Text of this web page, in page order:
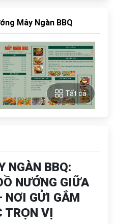
Mây Ngàn BBQ
Tất cả
NGÀN BBQ:
NƯỚNG GIỮA
NƠI GỬI GẮM
TRỌN VỊ